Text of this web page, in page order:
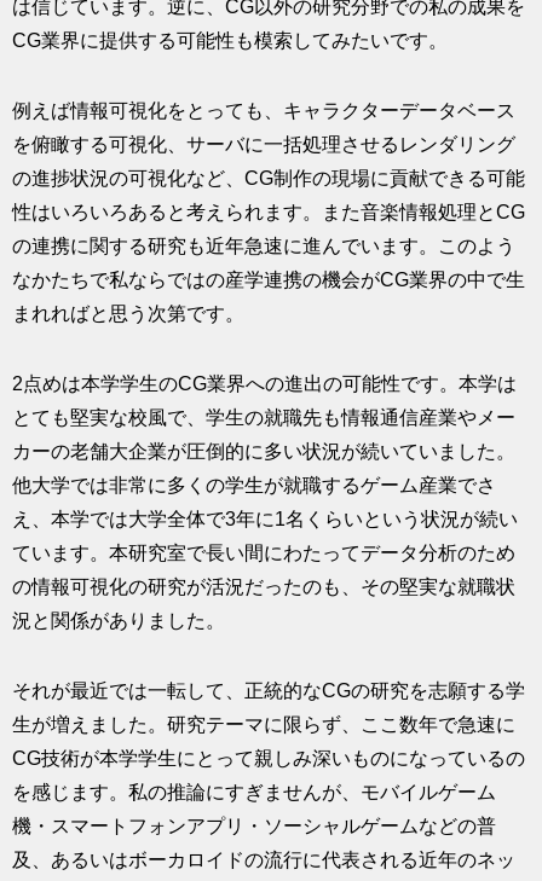
は信じています。逆に、CG以外の研究分野での私の成果を
CG業界に提供する可能性も模索してみたいです。
例えば情報可視化をとっても、キャラクターデータベース
を俯瞰する可視化、サーバに一括処理させるレンダリング
の進捗状況の可視化など、CG制作の現場に貢献できる可能
性はいろいろあると考えられます。また音楽情報処理とCG
の連携に関する研究も近年急速に進んでいます。このよう
なかたちで私ならではの産学連携の機会がCG業界の中で生
まれればと思う次第です。
2点めは本学学生のCG業界への進出の可能性です。本学は
とても堅実な校風で、学生の就職先も情報通信産業やメー
カーの老舗大企業が圧倒的に多い状況が続いていました。
他大学では非常に多くの学生が就職するゲーム産業でさ
え、本学では大学全体で3年に1名くらいという状況が続い
ています。本研究室で長い間にわたってデータ分析のため
の情報可視化の研究が活況だったのも、その堅実な就職状
況と関係がありました。
それが最近では一転して、正統的なCGの研究を志願する学
生が増えました。研究テーマに限らず、ここ数年で急速に
CG技術が本学学生にとって親しみ深いものになっているの
を感じます。私の推論にすぎませんが、モバイルゲーム
機・スマートフォンアプリ・ソーシャルゲームなどの普
及、あるいはボーカロイドの流行に代表される近年のネッ